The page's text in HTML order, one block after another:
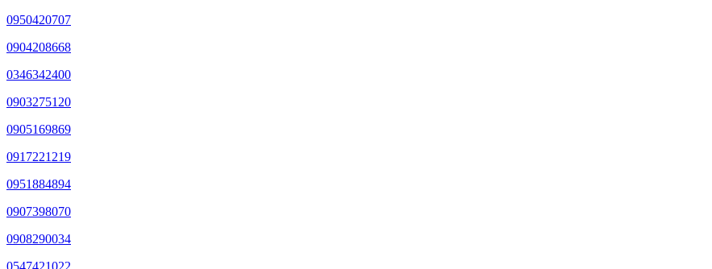
0950420707
0904208668
0346342400
0903275120
0905169869
0917221219
0951884894
0907398070
0908290034
0547421022